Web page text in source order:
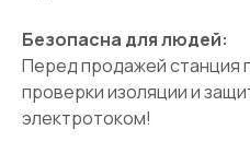
Безопасна для людей:
Перед продажей станция
проверки изоляции и
электротоком!